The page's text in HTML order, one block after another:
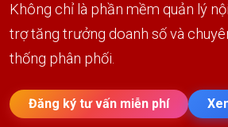
Không chỉ là phần mềm quản lý
trợ tăng trưởng doanh số và
thống phân phối.
Đăng ký tư vấn miễn phí